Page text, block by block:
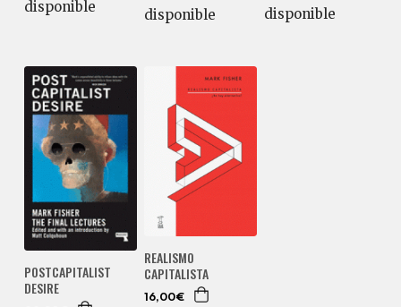
disponible disponible disponible
POSTCAPITALIST
DESIRE
REALISMO
CAPITALISTA
16,00€